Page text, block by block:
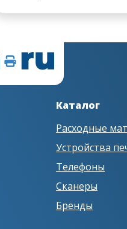
Каталог
Расходные
Устройства
Телефоны
Сканеры
Бренды